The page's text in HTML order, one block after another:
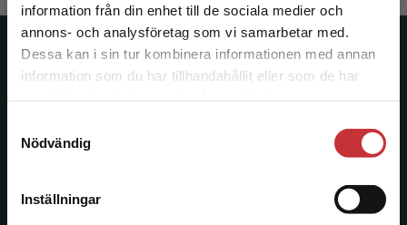
information från din enhet till de sociala medier och
annons- och analysföretag som vi samarbetar med.
Dessa kan i sin tur kombinera informationen med annan
information som du har tillhandahållit eller som de har
Nödvändig
Inställningar
Det verkar som att du besöker
studentlitteratur.se via en enhet utanför Sverige.
Vi erbjuder inte leveranser utanför Sverige. För
att kunna slutföra ett köp måste
Studentlitteratur
Studentlitteratur grundades 1963 och är idag Sveriges
ledande utbildningsförlag. Med läromedel, kurslitteratur,
facklitteratur, utbildningar och digitala
längs hela kunskapsresan.